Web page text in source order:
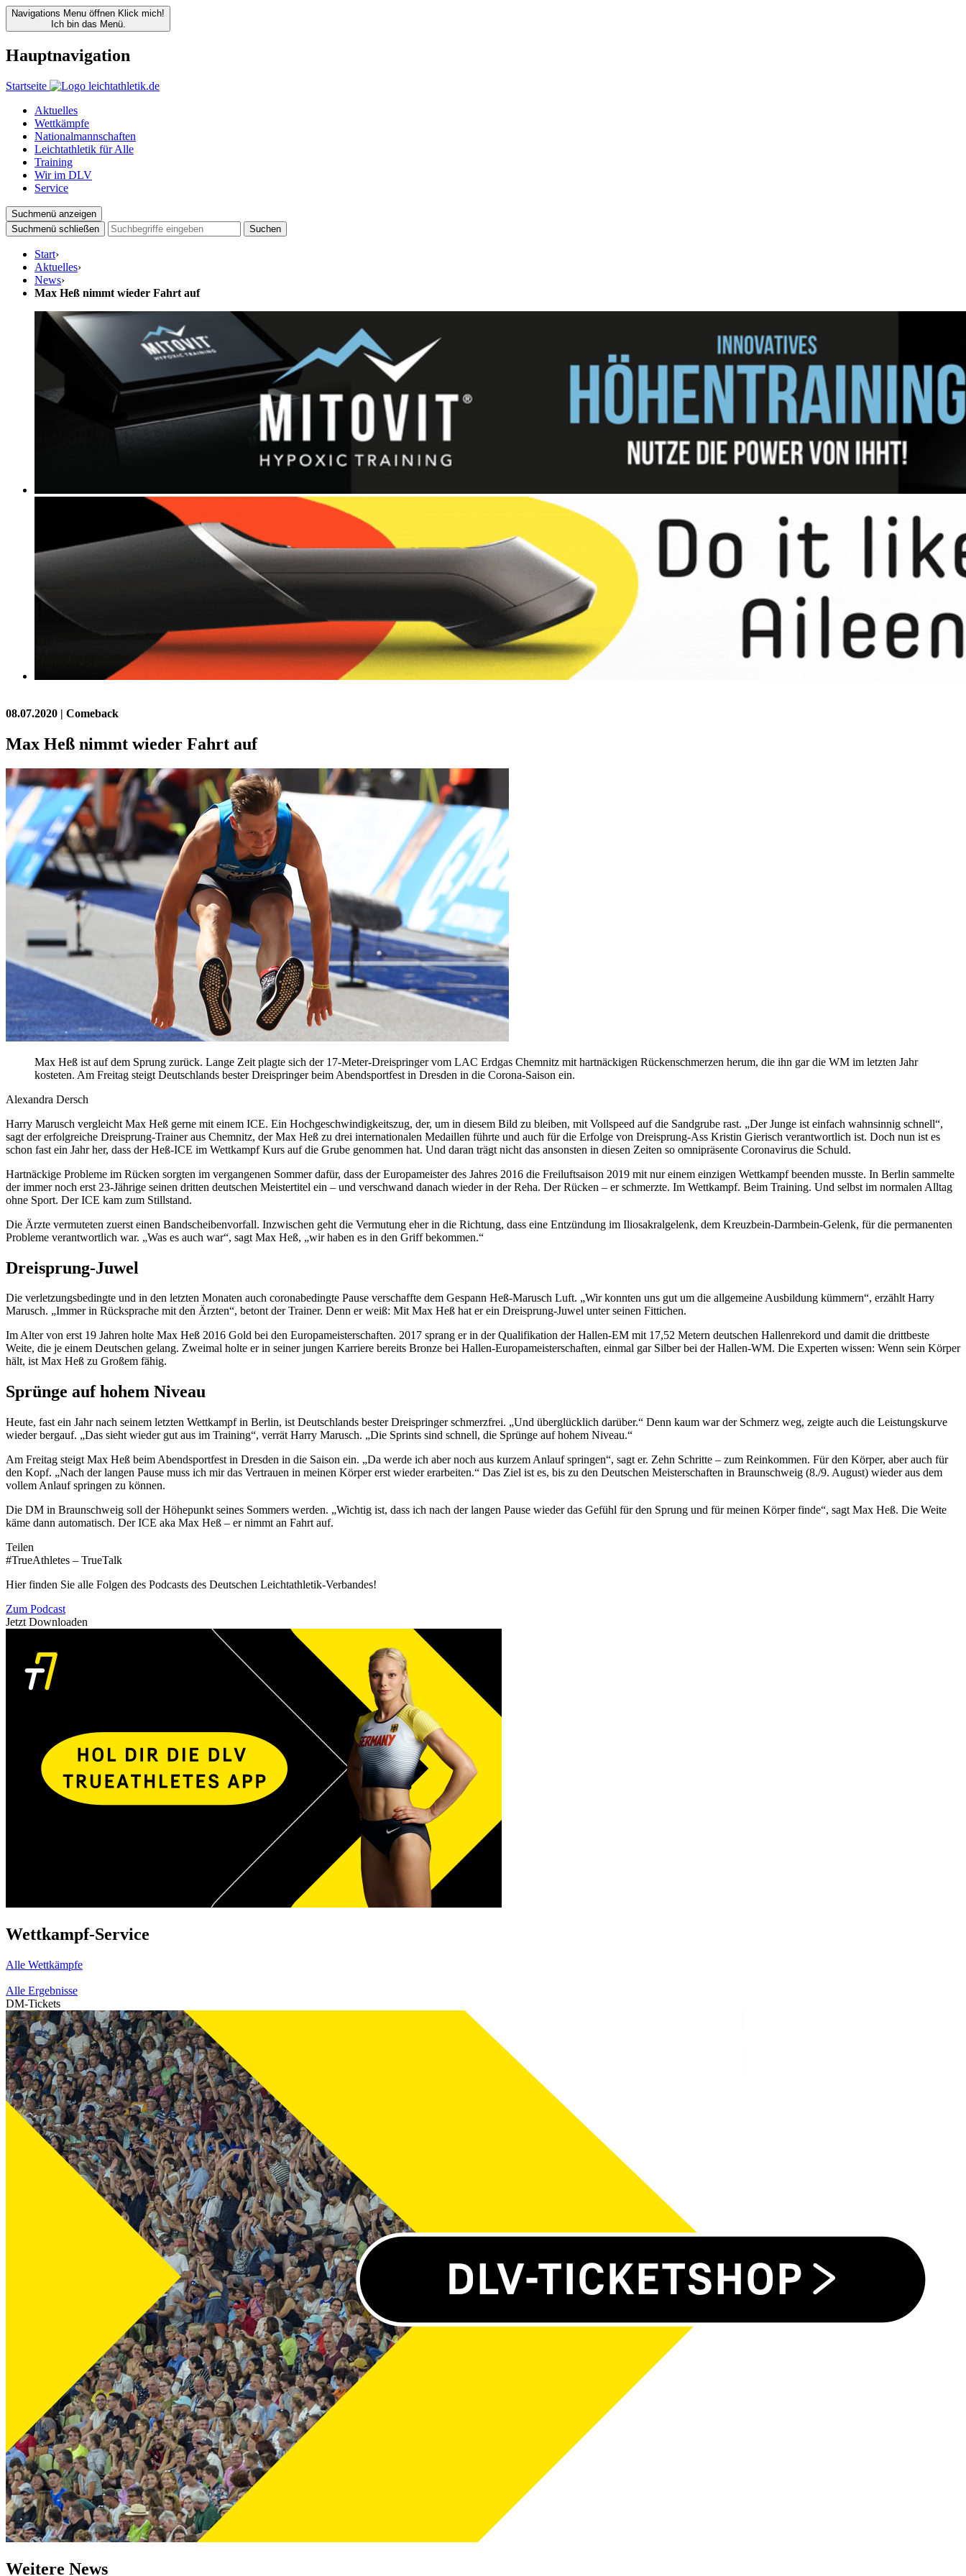
Navigations Menu öffnen Klick mich!
Ich bin das Menü.
Hauptnavigation
Startseite
Aktuelles
Wettkämpfe
Nationalmannschaften
Leichtathletik für Alle
Training
Wir im DLV
Service
Suchmenü anzeigen
Suchmenü schließen
Suchen
Start›
Aktuelles›
News›
Max Heß nimmt wieder Fahrt auf
08.07.2020 | Comeback
Max Heß nimmt wieder Fahrt auf
Max Heß ist auf dem Sprung zurück. Lange Zeit plagte sich der 17-Meter-Dreispringer vom LAC Erdgas Chemnitz mit hartnäckigen Rückenschmerzen herum, die ihn gar die WM im letzten Jahr
kosteten. Am Freitag steigt Deutschlands bester Dreispringer beim Abendsportfest in Dresden in die Corona-Saison ein.
Alexandra Dersch
Harry Marusch vergleicht Max Heß gerne mit einem ICE. Ein Hochgeschwindigkeitszug, der, um in diesem Bild zu bleiben, mit Vollspeed auf die Sandgrube rast. „Der Junge ist einfach wahnsinnig schnell“,
sagt der erfolgreiche Dreisprung-Trainer aus Chemnitz, der Max Heß zu drei internationalen Medaillen führte und auch für die Erfolge von Dreisprung-Ass Kristin Gierisch verantwortlich ist. Doch nun ist es
schon fast ein Jahr her, dass der Heß-ICE im Wettkampf Kurs auf die Grube genommen hat. Und daran trägt nicht das ansonsten in diesen Zeiten so omnipräsente Coronavirus die Schuld.
Hartnäckige Probleme im Rücken sorgten im vergangenen Sommer dafür, dass der Europameister des Jahres 2016 die Freiluftsaison 2019 mit nur einem einzigen Wettkampf beenden musste. In Berlin sammelte
der immer noch erst 23-Jährige seinen dritten deutschen Meistertitel ein – und verschwand danach wieder in der Reha. Der Rücken – er schmerzte. Im Wettkampf. Beim Training. Und selbst im normalen Alltag
ohne Sport. Der ICE kam zum Stillstand.
Die Ärzte vermuteten zuerst einen Bandscheibenvorfall. Inzwischen geht die Vermutung eher in die Richtung, dass eine Entzündung im Iliosakralgelenk, dem Kreuzbein-Darmbein-Gelenk, für die permanenten
Probleme verantwortlich war. „Was es auch war“, sagt Max Heß, „wir haben es in den Griff bekommen.“
Dreisprung-Juwel
Die verletzungsbedingte und in den letzten Monaten auch coronabedingte Pause verschaffte dem Gespann Heß-Marusch Luft. „Wir konnten uns gut um die allgemeine Ausbildung kümmern“, erzählt Harry
Marusch. „Immer in Rücksprache mit den Ärzten“, betont der Trainer. Denn er weiß: Mit Max Heß hat er ein Dreisprung-Juwel unter seinen Fittichen.
Im Alter von erst 19 Jahren holte Max Heß 2016 Gold bei den Europameisterschaften. 2017 sprang er in der Qualifikation der Hallen-EM mit 17,52 Metern deutschen Hallenrekord und damit die drittbeste
Weite, die je einem Deutschen gelang. Zweimal holte er in seiner jungen Karriere bereits Bronze bei Hallen-Europameisterschaften, einmal gar Silber bei der Hallen-WM. Die Experten wissen: Wenn sein Körper
hält, ist Max Heß zu Großem fähig.
Sprünge auf hohem Niveau
Heute, fast ein Jahr nach seinem letzten Wettkampf in Berlin, ist Deutschlands bester Dreispringer schmerzfrei. „Und überglücklich darüber.“ Denn kaum war der Schmerz weg, zeigte auch die Leistungskurve
wieder bergauf. „Das sieht wieder gut aus im Training“, verrät Harry Marusch. „Die Sprints sind schnell, die Sprünge auf hohem Niveau.“
Am Freitag steigt Max Heß beim Abendsportfest in Dresden in die Saison ein. „Da werde ich aber noch aus kurzem Anlauf springen“, sagt er. Zehn Schritte – zum Reinkommen. Für den Körper, aber auch für
den Kopf. „Nach der langen Pause muss ich mir das Vertrauen in meinen Körper erst wieder erarbeiten.“ Das Ziel ist es, bis zu den Deutschen Meisterschaften in Braunschweig (8./9. August) wieder aus dem
vollem Anlauf springen zu können.
Die DM in Braunschweig soll der Höhepunkt seines Sommers werden. „Wichtig ist, dass ich nach der langen Pause wieder das Gefühl für den Sprung und für meinen Körper finde“, sagt Max Heß. Die Weite
käme dann automatisch. Der ICE aka Max Heß – er nimmt an Fahrt auf.
Teilen
#TrueAthletes – TrueTalk
Hier finden Sie alle Folgen des Podcasts des Deutschen Leichtathletik-Verbandes!
Zum Podcast
Jetzt Downloaden
Wettkampf-Service
Alle Wettkämpfe
Alle Ergebnisse
DM-Tickets
Weitere News